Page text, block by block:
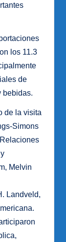
los 11.3
de
bebidas.
de la visita
Simons
Melvin
Landveld,